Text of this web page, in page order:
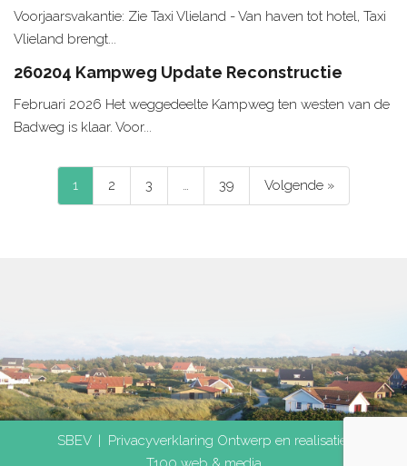
Voorjaarsvakantie: Zie Taxi Vlieland - Van haven tot hotel, Taxi
Vlieland brengt...
260204 Kampweg Update Reconstructie
Februari 2026 Het weggedeelte Kampweg ten westen van de
Badweg is klaar. Voor...
1 2 3 … 39 Volgende »
SBEV | Privacyverklaring Ontwerp en realisatie: